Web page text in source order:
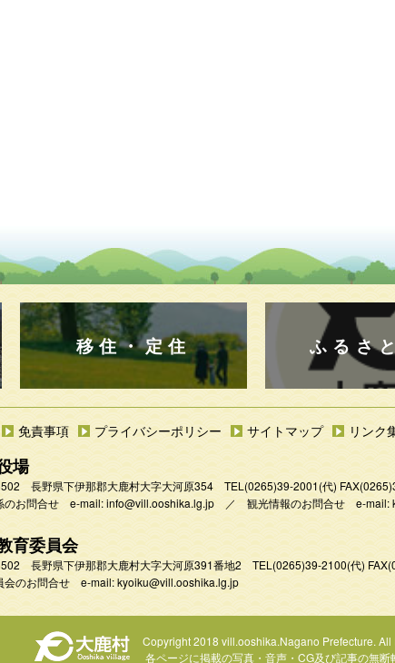
移住・定住 ふるさ
免責事項 プライバシーポリシー サイトマップ リンク
場
長野県下伊那郡大鹿村大字大河原354 TEL (0265)39-2001(代)
のお問合せ e-mail:info@vill.ooshika.lg.jp ／ 観光情報のお問合せ e-mail:
育委員会
長野県下伊那郡大鹿村大字大河原391番地2 TEL (0265)39-2100(代)
会のお問合せ e-mail:kyoiku@vill.ooshika.lg.jp
Copyright 2018 vill.ooshika.Nagano Prefecture. All
各ページに掲載の写真・音声・CG及び記事の無断